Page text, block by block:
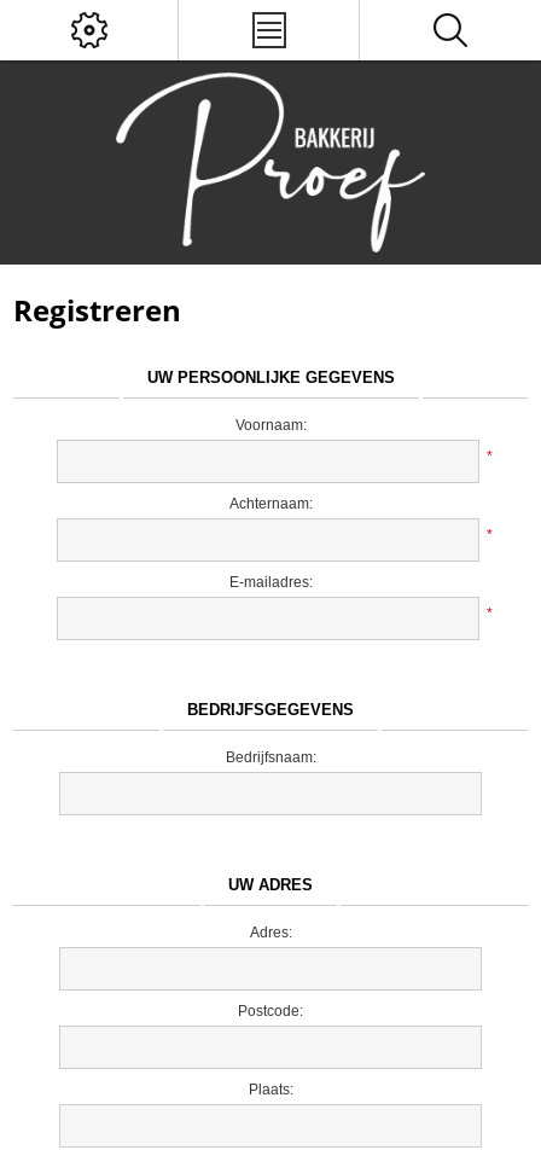
Registreren
UW PERSOONLIJKE GEGEVENS
Voornaam:
*
Achternaam:
*
E-mailadres:
*
BEDRIJFSGEGEVENS
Bedrijfsnaam:
UW ADRES
Adres:
Postcode:
Plaats: